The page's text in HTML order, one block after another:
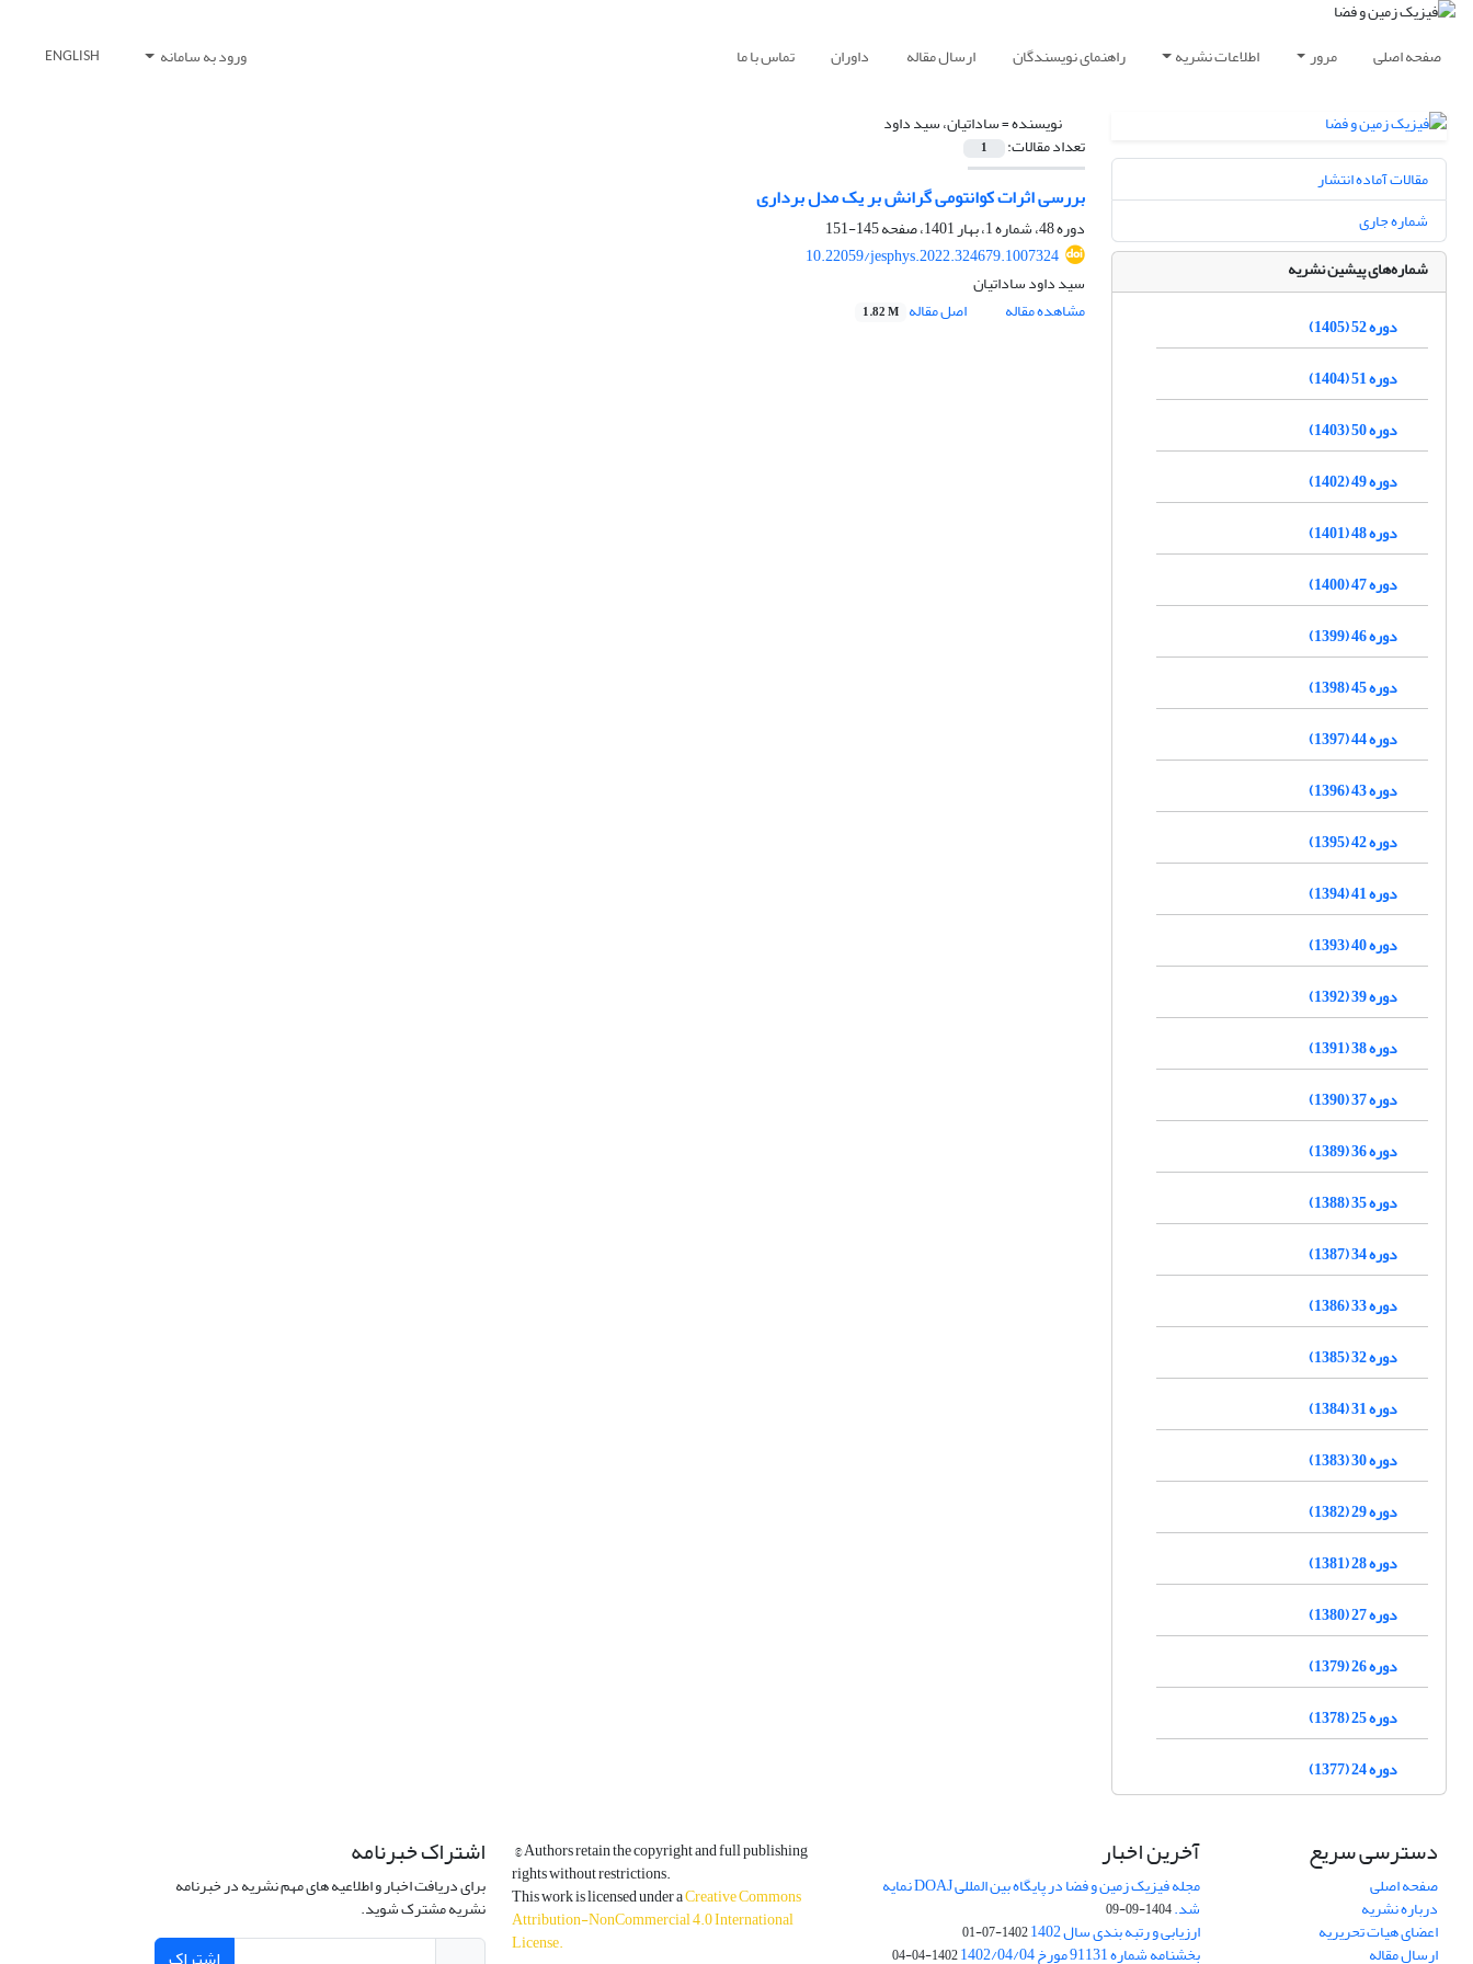
صفحه اصلی مرور اطلاعات نشریه راهنمای نویسندگان ارسال مقاله داوران تماس با ما ورود به سامانه ENGLISH
نویسنده =ساداتیان، سید داود
تعداد مقالات: 1
بررسی اثرات کوانتومی گرانش بر یک مدل برداری
دوره 48، شماره 1، بهار 1401، صفحه
145-151
10.22059/jesphys.2022.324679.1007324
سید داود ساداتیان
مشاهده مقاله
اصل مقاله 1.82 M
مقالات آماده انتشار
شماره جاری
شماره‌های پیشین نشریه
دوره 52 (1405)
دوره 51 (1404)
دوره 50 (1403)
دوره 49 (1402)
دوره 48 (1401)
دوره 47 (1400)
دوره 46 (1399)
دوره 45 (1398)
دوره 44 (1397)
دوره 43 (1396)
دوره 42 (1395)
دوره 41 (1394)
دوره 40 (1393)
دوره 39 (1392)
دوره 38 (1391)
دوره 37 (1390)
دوره 36 (1389)
دوره 35 (1388)
دوره 34 (1387)
دوره 33 (1386)
دوره 32 (1385)
دوره 31 (1384)
دوره 30 (1383)
دوره 29 (1382)
دوره 28 (1381)
دوره 27 (1380)
دوره 26 (1379)
دوره 25 (1378)
دوره 24 (1377)
دسترسی سریع
صفحه اصلی
درباره نشریه
اعضای هیات تحریریه
ارسال مقاله
آخرین اخبار
مجله فیزیک زمین و فضا در پایگاه بین المللی DOAJ نمایه
شد.1404-09-09
ارزیابی و رتبه بندی سال 1402 1402-07-01
بخشنامه شماره 91131 مورخ 1402/04/04 1402-04-04
© Authors retain the copyright and full publishing
rights without restrictions.
This work is licensed under aCreative Commons
Attribution-NonCommercial 4.0 International
License.
اشتراک خبرنامه
برای دریافت اخبار و اطلاعیه های مهم نشریه در خبرنامه
نشریه مشترک شوید.